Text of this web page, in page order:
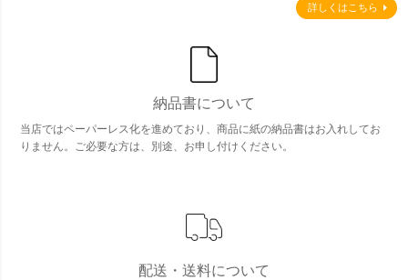
詳しくはこちら
納品書について
当店ではペーパーレス化を進めており、商品に紙の納品書はお入れしてお
りません。ご必要な方は、別途、お申し付けください。
配送・送料について